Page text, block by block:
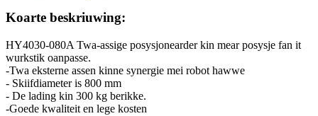
Koarte beskriuwing:
HY4030-080A Twa-assige posysjonearder kin mear posysje fan it
wurkstik oanpasse.
-Twa eksterne assen kinne synergie mei robot hawwe
- Skiifdiameter is 800 mm
- De lading kin 300 kg berikke.
-Goede kwaliteit en lege kosten